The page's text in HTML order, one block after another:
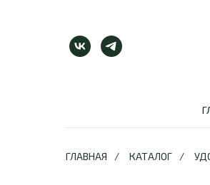
ГЛАВНАЯ / КАТАЛОГ /